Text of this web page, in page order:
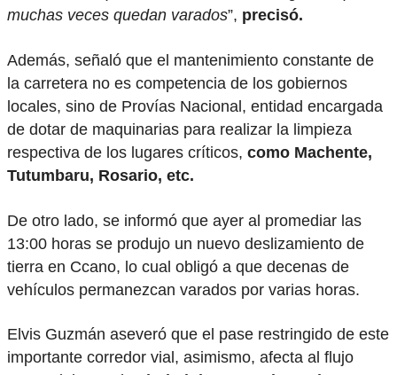
muchas veces quedan varados”, precisó.
Además, señaló que el mantenimiento constante de
la carretera no es competencia de los gobiernos
locales, sino de Provías Nacional, entidad encargada
de dotar de maquinarias para realizar la limpieza
respectiva de los lugares críticos, como Machente,
Tutumbaru, Rosario, etc.
De otro lado, se informó que ayer al promediar las
13:00 horas se produjo un nuevo deslizamiento de
tierra en Ccano, lo cual obligó a que decenas de
vehículos permanezcan varados por varias horas.
Elvis Guzmán aseveró que el pase restringido de este
importante corredor vial, asimismo, afecta al flujo